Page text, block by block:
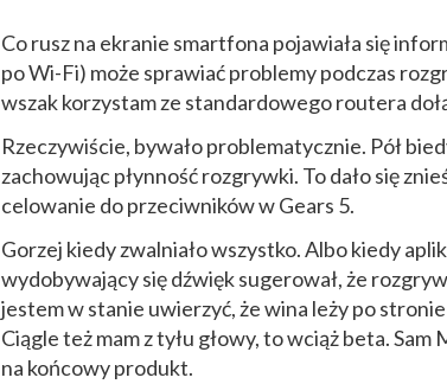
Co rusz na ekranie smartfona pojawiała się
po Wi-Fi) może sprawiać problemy podczas
wszak korzystam ze standardowego routera
Rzeczywiście, bywało problematycznie. Pół
zachowując płynność rozgrywki. To dało się
celowanie do przeciwników w Gears 5.
Gorzej kiedy zwalniało wszystko. Albo kiedy
wydobywający się dźwięk sugerował, że
jestem w stanie uwierzyć, że wina leży po
Ciągle też mam z tyłu głowy, to wciąż beta.
na końcowy produkt.